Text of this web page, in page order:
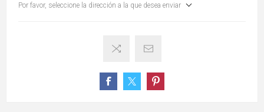
Por favor, seleccione la dirección a la que desea enviar